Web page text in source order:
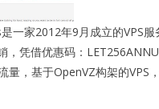
一家2012年9月成立的VPS
，凭借优惠码：
量，基于OpenVZ构架的VPS